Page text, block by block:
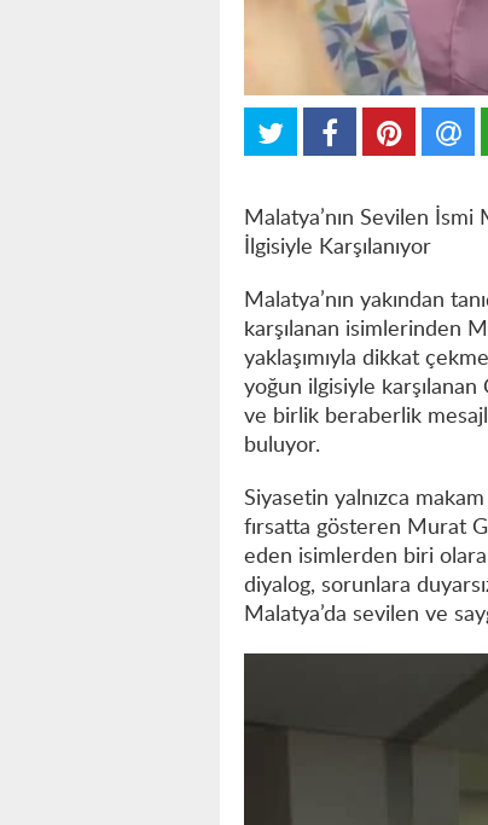
Malatya’nın Sevilen
İlgisiyle Karşılanıyor
Malatya’nın yakından
karşılanan isimlerinden
yaklaşımıyla dikkat
yoğun ilgisiyle karşılanan
ve birlik beraberlik
buluyor.
Siyasetin yalnızca
fırsatta gösteren Murat
eden isimlerden biri
diyalog, sorunlara
Malatya’da sevilen ve